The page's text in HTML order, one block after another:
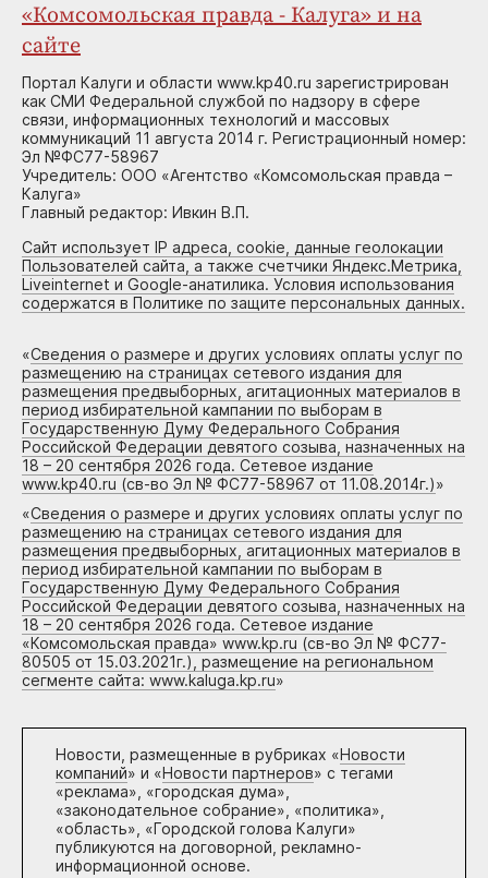
«Комсомольская правда - Калуга» и на
сайте
Портал Калуги и области www.kp40.ru зарегистрирован
как СМИ Федеральной службой по надзору в сфере
связи, информационных технологий и массовых
коммуникаций 11 августа 2014 г. Регистрационный номер:
Эл №ФС77-58967
Учредитель: ООО «Агентство «Комсомольская правда –
Калуга»
Главный редактор: Ивкин В.П.
Сайт использует IP адреса, cookie, данные геолокации
Пользователей сайта, а также счетчики Яндекс.Метрика,
Liveinternet и Google-анатилика. Условия использования
содержатся в Политике по защите персональных данных.
«Сведения о размере и других условиях оплаты услуг по
размещению на страницах сетевого издания для
размещения предвыборных, агитационных материалов в
период избирательной кампании по выборам в
Государственную Думу Федерального Собрания
Российской Федерации девятого созыва, назначенных на
18 – 20 сентября 2026 года. Сетевое издание
www.kp40.ru (св-во Эл № ФС77-58967 от 11.08.2014г.)»
«Сведения о размере и других условиях оплаты услуг по
размещению на страницах сетевого издания для
размещения предвыборных, агитационных материалов в
период избирательной кампании по выборам в
Государственную Думу Федерального Собрания
Российской Федерации девятого созыва, назначенных на
18 – 20 сентября 2026 года. Сетевое издание
«Комсомольская правда» www.kp.ru (св-во Эл № ФС77-
80505 от 15.03.2021г.), размещение на региональном
сегменте сайта: www.kaluga.kp.ru»
Новости, размещенные в рубриках «Новости
компаний» и «Новости партнеров» с тегами
«реклама», «городская дума»,
«законодательное собрание», «политика»,
«область», «Городской голова Калуги»
публикуются на договорной, рекламно-
информационной основе.